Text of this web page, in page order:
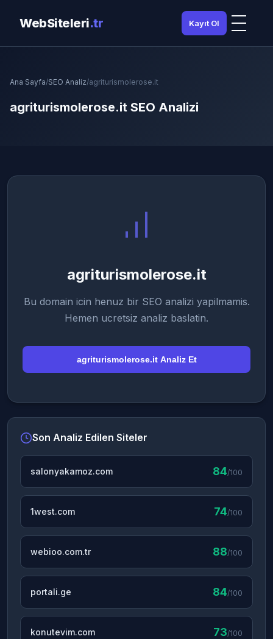
WebSiteleri.tr Kayıt Ol
Ana Sayfa/SEO Analiz/agriturismolerose.it
agriturismolerose.it SEO Analizi
agriturismolerose.it
Bu domain icin henuz bir SEO analizi yapilmamis.
Hemen ucretsiz analiz baslatin.
agriturismolerose.it Analiz Et
Son Analiz Edilen Siteler
salonyakamoz.com 84/100
1west.com 74/100
webioo.com.tr 88/100
portali.ge 84/100
konutevim.com 73/100